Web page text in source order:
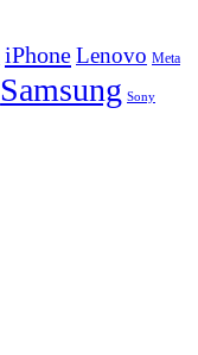
iPhoneLenovo Meta
Samsung Sony